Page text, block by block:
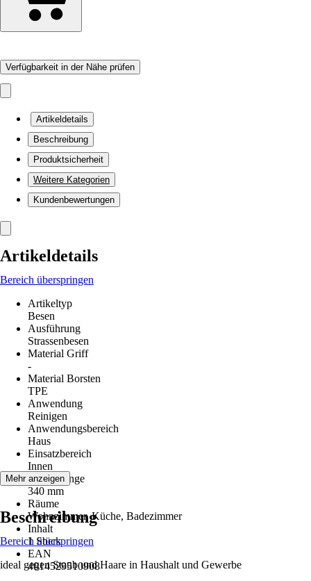
Verfügbarkeit in der Nähe prüfen
Artikeldetails
Beschreibung
Produktsicherheit
Weitere Kategorien
Kundenbewertungen
Artikeldetails
Bereich überspringen
Artikeltyp
Besen
Ausführung
Strassenbesen
Material Griff
-
Material Borsten
TPE
Anwendung
Reinigen
Anwendungsbereich
Haus
Einsatzbereich
Innen
Gesamtlänge
340 mm
Räume
Wohnzimmer, Küche, Badezimmer
Inhalt
1 Stück
EAN
4014529510908
Mehr anzeigen
Beschreibung
Bereich überspringen
ideal gegen Staub und Haare in Haushalt und Gewerbe